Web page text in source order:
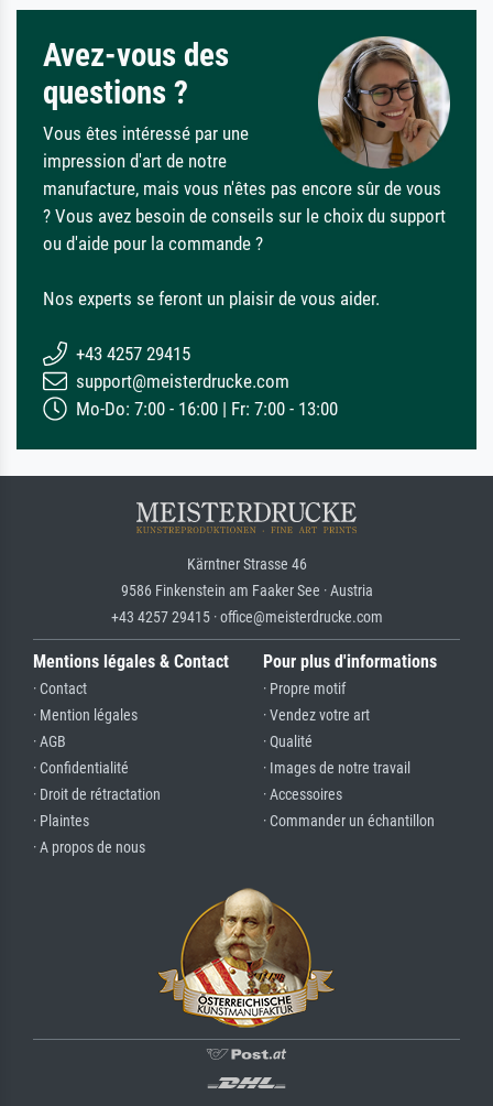
Avez-vous des
questions ?
Vous êtes intéressé par une
impression d'art de notre
manufacture, mais vous n'êtes pas encore sûr de vous
? Vous avez besoin de conseils sur le choix du support
ou d'aide pour la commande ?
Nos experts se feront un plaisir de vous aider.
+43 4257 29415
support@meisterdrucke.com
Mo-Do: 7:00 - 16:00 | Fr: 7:00 - 13:00
Kärntner Strasse 46
9586 Finkenstein am Faaker See · Austria
+43 4257 29415 · office@meisterdrucke.com
Mentions légales & Contact
· Contact
· Mention légales
· AGB
· Confidentialité
· Droit de rétractation
· Plaintes
· A propos de nous
Pour plus d'informations
· Propre motif
· Vendez votre art
· Qualité
· Images de notre travail
· Accessoires
· Commander un échantillon